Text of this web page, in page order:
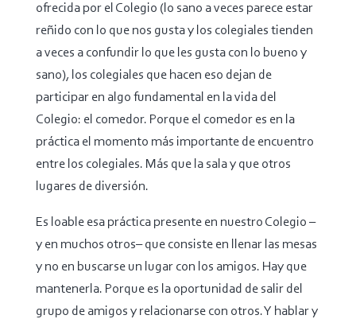
ofrecida por el Colegio (lo sano a veces parece estar
reñido con lo que nos gusta y los colegiales tienden
a veces a confundir lo que les gusta con lo bueno y
sano), los colegiales que hacen eso dejan de
participar en algo fundamental en la vida del
Colegio: el comedor. Porque el comedor es en la
práctica el momento más importante de encuentro
entre los colegiales. Más que la sala y que otros
lugares de diversión.
Es loable esa práctica presente en nuestro Colegio –
y en muchos otros– que consiste en llenar las mesas
y no en buscarse un lugar con los amigos. Hay que
mantenerla. Porque es la oportunidad de salir del
grupo de amigos y relacionarse con otros. Y hablar y